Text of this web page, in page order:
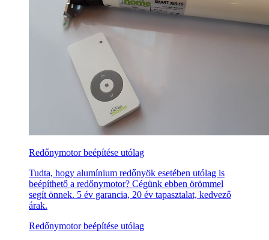
Redőnymotor beépítése utólag
Tudta, hogy alumínium redőnyök esetében utólag is
beépíthető a redőnymotor? Cégünk ebben örömmel
segít önnek. 5 év garancia, 20 év tapasztalat, kedvező
árak.
Redőnymotor beépítése utólag